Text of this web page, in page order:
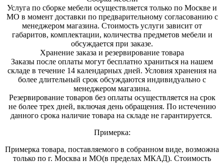
Услуга по сборке мебели осуществляется только по Москве и
МО в момент доставки по предварительному согласованию с
менеджером магазина. Стоимость услуги зависит от
габаритов, комплектации, количества предметов мебели и
обсуждается при заказе.
Хранение заказа и резервирование товара
Заказы после оплаты могут бесплатно храниться на нашем
складе в течение 14 календарных дней. Условия хранения на
более длительный срок обсуждаются индивидуально с
менеджером магазина.
Резервирование товаров без оплаты осуществляется на срок
не более трех дней, включая день обращения. По истечению
данного срока наличие товара на складе не гарантируется.
Примерка:
Примерка товара, поставляемого в собранном виде, возможна
только по г. Москва и МО(в пределах МКАД). Стоимость